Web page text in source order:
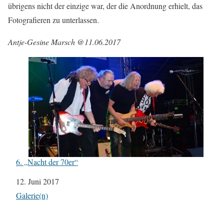
übrigens nicht der einzige war, der die Anordnung erhielt, das
Fotografieren zu unterlassen.
Antje-Gesine Marsch @11.06.2017
6. „Nacht der 70er“
Datum
12. Juni 2017
In Bezug auf
Galerie(n)